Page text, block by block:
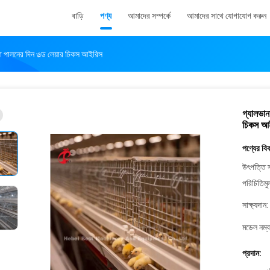
বাড়ি পণ্য আমাদের সম্পর্কে আমাদের সাথে যোগাযোগ করুন
দিন ওল্ড লেয়ার চিকস আইরিস
চিকস
পণ্যের
উৎপত্তি
সাক্ষ্যদান:
মডেল
প্রদান: